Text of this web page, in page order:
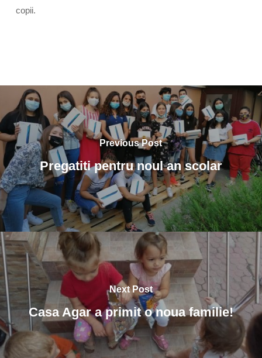
copii.
Previous Post
Pregatiti pentru noul an scolar
Next Post
Casa Agar a primit o noua familie!